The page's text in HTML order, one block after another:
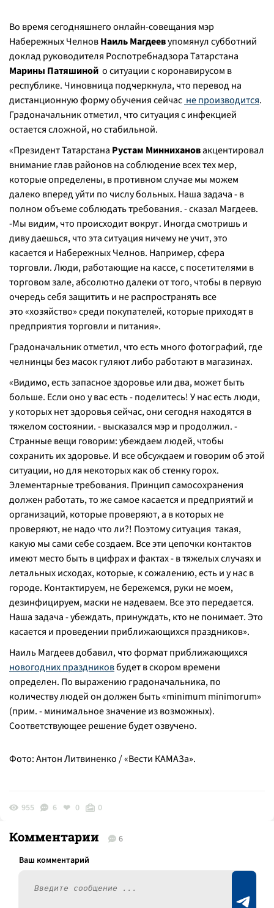
Во время сегодняшнего онлайн-совещания мэр
Набережных ЧелновНаиль Магдеевупомянул субботний
доклад руководителя Роспотребнадзора Татарстана
Марины Патяшиной о ситуации с коронавирусом в
республике. Чиновница подчеркнула, что перевод на
дистанционную форму обучения сейчас не производится.
Градоначальник отметил, что ситуация с инфекцией
остается сложной, но стабильной.
«Президент Татарстана Рустам Миннихановакцентировал
внимание глав районов на соблюдение всех тех мер,
которые определены, в противном случае мы можем
далеко вперед уйти по числу больных. Наша задача - в
полном объеме соблюдать требования. - сказал Магдеев.
-Мы видим, что происходит вокруг. Иногда смотришь и
диву даешься, что эта ситуация ничему не учит, это
касается и Набережных Челнов. Например, сфера
торговли. Люди, работающие на кассе, с посетителями в
торговом зале, абсолютно далеки от того, чтобы в первую
очередь себя защитить и не распространять все
это«хозяйство» среди покупателей, которые приходят в
предприятия торговли и питания».
Градоначальник отметил, что есть много фотографий, где
челнинцы без масок гуляют либо работают в магазинах.
«Видимо, есть запасное здоровье или два, может быть
больше. Если оно у вас есть - поделитесь! У нас есть люди,
у которых нет здоровья сейчас, они сегодня находятся в
тяжелом состоянии. - высказался мэр и продолжил. -
Странные вещи говорим: убеждаем людей, чтобы
сохранить их здоровье. И все обсуждаем и говорим об этой
ситуации, но для некоторых как об стенку горох.
Элементарные требования. Принцип самосохранения
должен работать, то же самое касается и предприятий и
организаций, которые проверяют, а в которых не
проверяют, не надо что ли?! Поэтому ситуация такая,
какую мы сами себе создаем. Все эти цепочки контактов
имеют место быть в цифрах и фактах - в тяжелых случаях и
летальных исходах, которые, к сожалению, есть и у нас в
городе. Контактируем, не бережемся, руки не моем,
дезинфицируем, маски не надеваем. Все это передается.
Наша задача - убеждать, принуждать, кто не понимает. Это
касается и проведении приближающихся праздников».
Наиль Магдеев добавил, что формат приближающихся
новогодних праздниковбудет в скором времени
определен. По выражению градоначальника, по
количеству людей он должен быть «minimum minimorum»
(прим. - минимальное значение из возможных).
Соответствующее решение будет озвучено.
Фото: Антон Литвиненко / «Вести КАМАЗа».
955 6 0 0
Комментарии 6